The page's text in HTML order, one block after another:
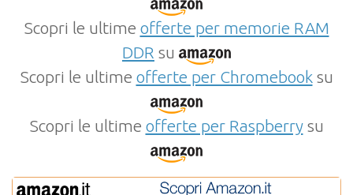
Scopri le ultime offerte per memorie RAM
DDR su
Scopri le ultime offerte per Chromebooksu
Scopri le ultime offerte per Raspberrysu